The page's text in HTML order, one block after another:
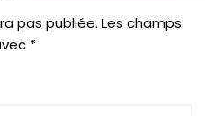
pas publiée. Les champs
*